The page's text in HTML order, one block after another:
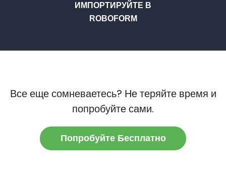
ИМПОРТИРУЙТЕ В
ROBOFORM
Все еще сомневаетесь? Не теряйте время и
попробуйте сами.
Попробуйте Бесплатно